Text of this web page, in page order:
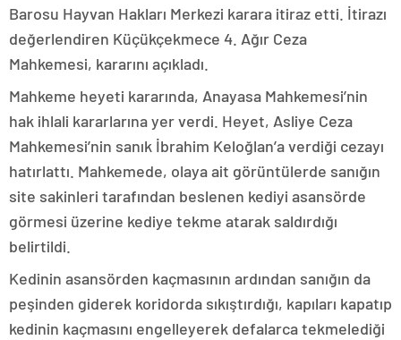
Barosu Hayvan Hakları Merkezi karara itiraz etti. İtirazı
değerlendiren Küçükçekmece 4. Ağır Ceza
Mahkemesi, kararını açıkladı.
Mahkeme heyeti kararında, Anayasa Mahkemesi’nin
hak ihlali kararlarına yer verdi. Heyet, Asliye Ceza
Mahkemesi’nin sanık İbrahim Keloğlan’a verdiği cezayı
hatırlattı. Mahkemede, olaya ait görüntülerde sanığın
site sakinleri tarafından beslenen kediyi asansörde
görmesi üzerine kediye tekme atarak saldırdığı
belirtildi.
Kedinin asansörden kaçmasının ardından sanığın da
peşinden giderek koridorda sıkıştırdığı, kapıları kapatıp
kedinin kaçmasını engelleyerek defalarca tekmelediği